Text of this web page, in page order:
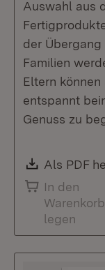
Auswahl aus
der Übergang
Familien
Eltern
entspannt
Genuss zu
Download:
Als PDF
In den
Warenkorb
legen